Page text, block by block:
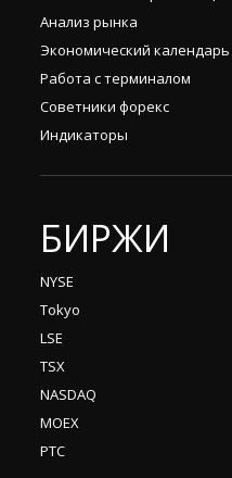
Анализ рынка
Экономический календарь
Работа с терминалом
Советники форекс
Индикаторы
БИРЖИ
NYSE
Tokyo
LSE
TSX
NASDAQ
MOEX
РТС